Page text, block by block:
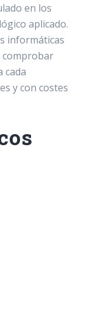
en los
aplicado.
informáticas
comprobar
cada
y con costes